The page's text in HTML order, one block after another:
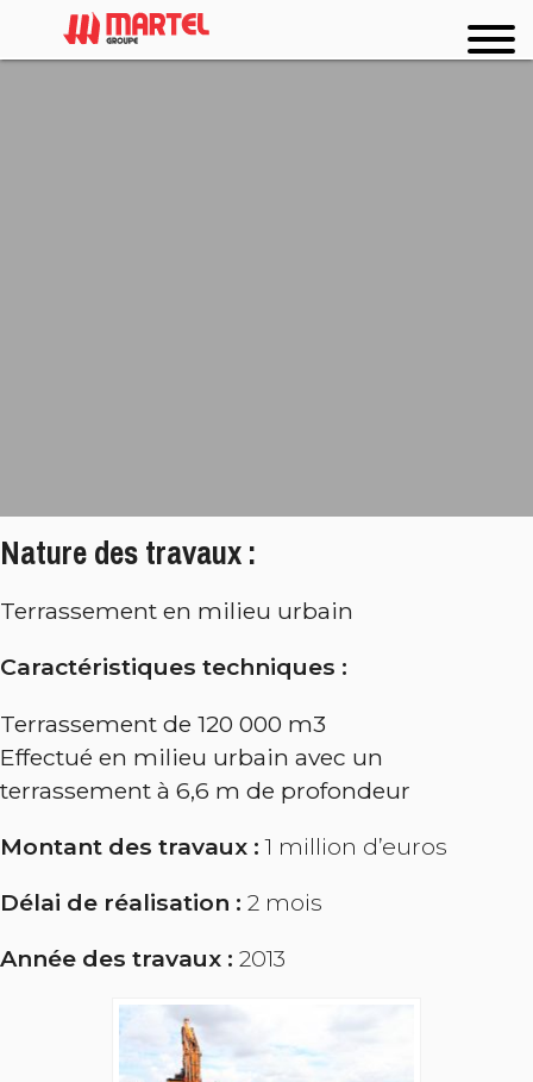
Nature des travaux :
Terrassement en milieu urbain
Caractéristiques techniques :
Terrassement de 120 000 m3
Effectué en milieu urbain avec un
terrassement à 6,6 m de profondeur
Montant des travaux : 1 million d’euros
Délai de réalisation : 2 mois
Année des travaux : 2013